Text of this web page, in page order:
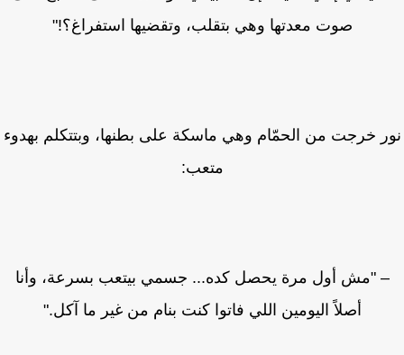
صوت معدتها وهي بتقلب، وتقضيها استفراغ؟!"
خرجت من الحمّام وهي ماسكة على بطنها، وبتتكلم بهدوء
متعب:
"مش أول مرة يحصل كده... جسمي بيتعب بسرعة، وأنا
أصلاً اليومين اللي فاتوا كنت بنام من غير ما آكل."